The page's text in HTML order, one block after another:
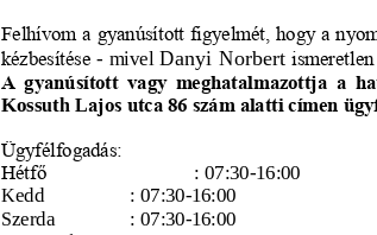
Felhívom a gyanúsított figyelmét, hogy a
kézbesítése - mivel Danyi Norbert
A gyanúsított vagy meghatalmazottja a
Kossuth Lajos utca 86 szám alatti címen
Ügyfélfogadás:
Hétfő : 07:30-16:00
Kedd
: 07:30-16:00
Szerda
: 07:30-16:00